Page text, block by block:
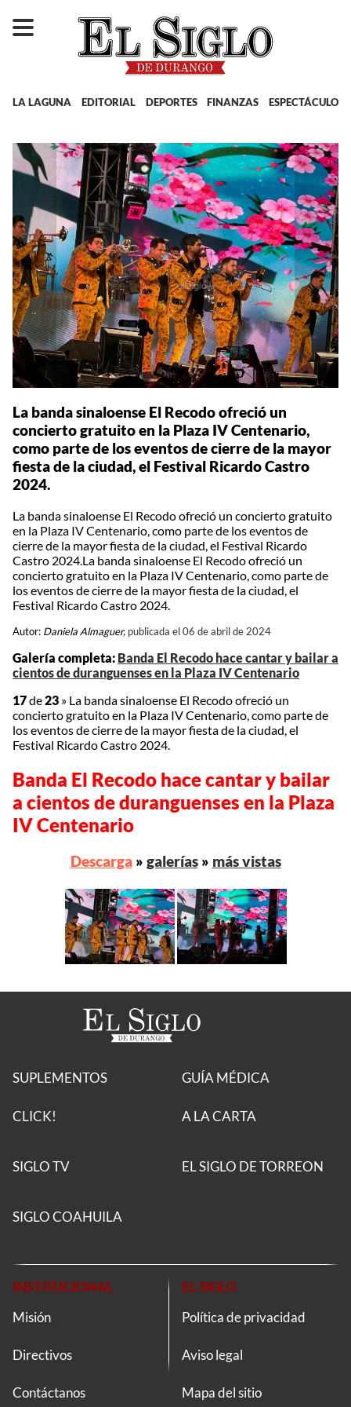
LA LAGUNA EDITORIAL DEPORTES FINANZAS ESPECTÁCULOS
La banda sinaloense El Recodo ofreció un
concierto gratuito en la Plaza IV Centenario,
como parte de los eventos de cierre de la mayor
fiesta de la ciudad, el Festival Ricardo Castro
2024.
La banda sinaloense El Recodo ofreció un concierto gratuito
en la Plaza IV Centenario, como parte de los eventos de
cierre de la mayor fiesta de la ciudad, el Festival Ricardo
Castro 2024.La banda sinaloense El Recodo ofreció un
concierto gratuito en la Plaza IV Centenario, como parte de
los eventos de cierre de la mayor fiesta de la ciudad, el
Festival Ricardo Castro 2024.
Autor: Daniela Almaguer, publicada el 06 de abril de 2024
Galería completa: Banda El Recodo hace cantar y bailar a
cientos de duranguenses en la Plaza IV Centenario
17de23 » La banda sinaloense El Recodo ofreció un
concierto gratuito en la Plaza IV Centenario, como parte de
los eventos de cierre de la mayor fiesta de la ciudad, el
Festival Ricardo Castro 2024.
Banda El Recodo hace cantar y bailar
a cientos de duranguenses en la Plaza
IV Centenario
Descarga» galerías» más vistas
SUPLEMENTOS
CLICK!
GUÍA MÉDICA
A LA CARTA
SIGLO TV EL SIGLO DE TORREON
SIGLO COAHUILA
INSTITUCIONAL
Misión
Directivos
Contáctanos
EL SIGLO
Política de privacidad
Aviso legal
Mapa del sitio